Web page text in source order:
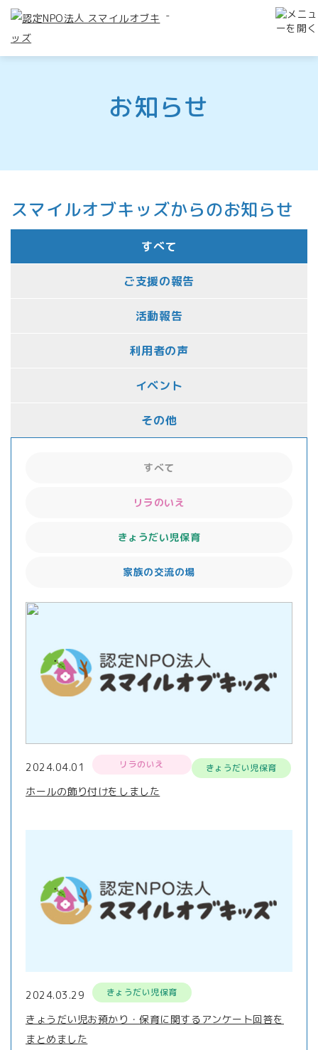
-
お知らせ
スマイルオブキッズからのお知らせ
すべて
ご支援の報告
活動報告
利用者の声
イベント
その他
すべて
リラのいえ
きょうだい児保育
家族の交流の場
2024.04.01 リラのいえ きょうだい児保育
ホールの飾り付けをしました
2024.03.29 きょうだい児保育
きょうだい児お預かり・保育に関するアンケート回答を
まとめました